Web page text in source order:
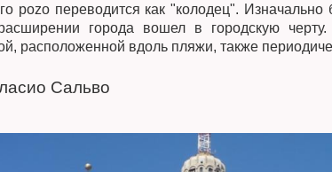
pozo переводится как "колодец".
города вошел в городскую черту.
расположенной вдоль пляжи, также
Сальво